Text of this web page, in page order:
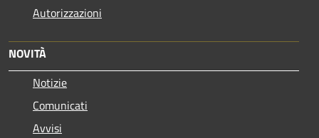
Autorizzazioni
NOVITÀ
Notizie
Comunicati
Avvisi